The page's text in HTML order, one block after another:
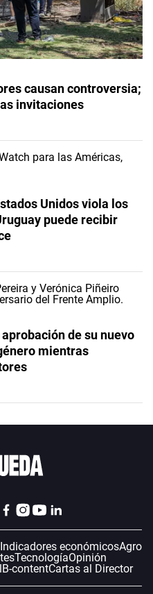
causan controversia;
invitaciones
Unidos viola los
puede recibir
de su nuevo
mientras
Indicadores económicosAgro
TecnologíaOpinión
B-contentCartas al Director